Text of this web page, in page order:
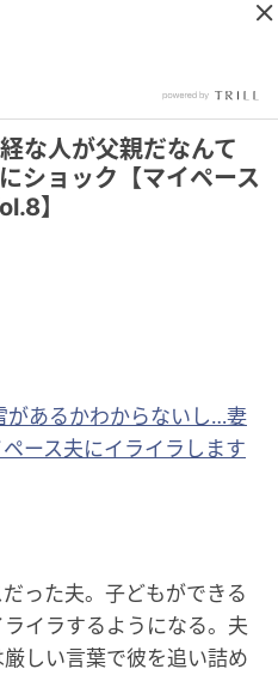
な人が父親だなんて
ショック【マイペース
】
あるかわからないし…妻
ース夫にイライラします
った夫。子どもができる
イラするようになる。夫
しい言葉で彼を追い詰め